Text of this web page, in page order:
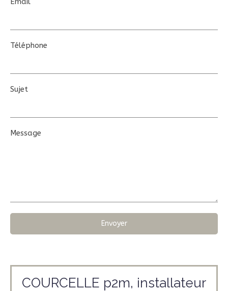
Téléphone
Sujet
Message
Envoyer
COURCELLE p2m, installateur